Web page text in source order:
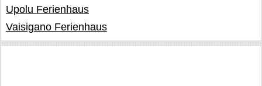
Upolu Ferienhaus
Vaisigano Ferienhaus